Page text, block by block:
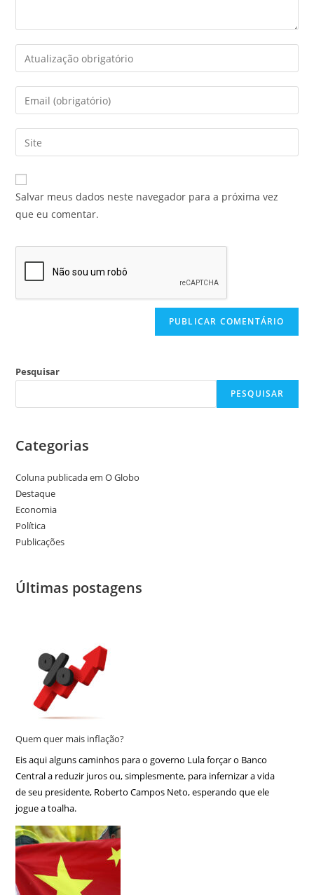
Salvar meus dados neste navegador para a próxima vez
que eu comentar.
Pesquisar
PESQUISAR
Categorias
Coluna publicada em O Globo
Destaque
Economia
Política
Publicações
Últimas postagens
Quem quer mais inflação?
Eis aqui alguns caminhos para o governo Lula forçar o Banco
Central a reduzir juros ou, simplesmente, para infernizar a vida
de seu presidente, Roberto Campos Neto, esperando que ele
jogue a toalha.